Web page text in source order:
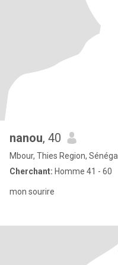
nanou, 40
Mbour, Thies Region, Sénégal
Cherchant: Homme 41 - 60
mon sourire